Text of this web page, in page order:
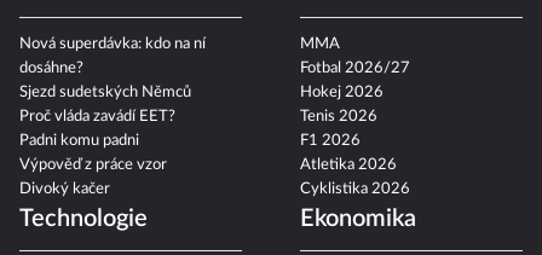
Nová superdávka: kdo na ní
dosáhne?
Sjezd sudetských Němců
Proč vláda zavádí EET?
Padni komu padni
Výpověď z práce vzor
Divoký kačer
MMA
Fotbal 2026/27
Hokej 2026
Tenis 2026
F1 2026
Atletika 2026
Cyklistika 2026
Technologie Ekonomika